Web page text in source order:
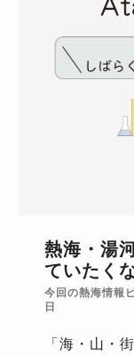
熱海・湯
ていたく
今回の熱海情報
日
「海・山・